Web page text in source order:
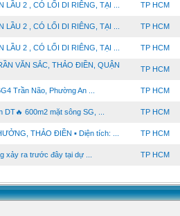
LẦU 2 , CÓ LỐI DI RIÊNG, TẠI ... TP HCM
LẦU 2 , CÓ LỐI DI RIÊNG, TẠI ... TP HCM
LẦU 2 , CÓ LỐI DI RIÊNG, TẠI ... TP HCM
VĂN SẮC, THẢO ĐIỀN, QUẬN
TP HCM
Trần Não, Phường An ... TP HCM
600m2 mặt sông SG, ... TP HCM
THẢO ĐIỀN ▪️ Diện tích: ... TP HCM
xảy ra trước đây tại dự ... TP HCM